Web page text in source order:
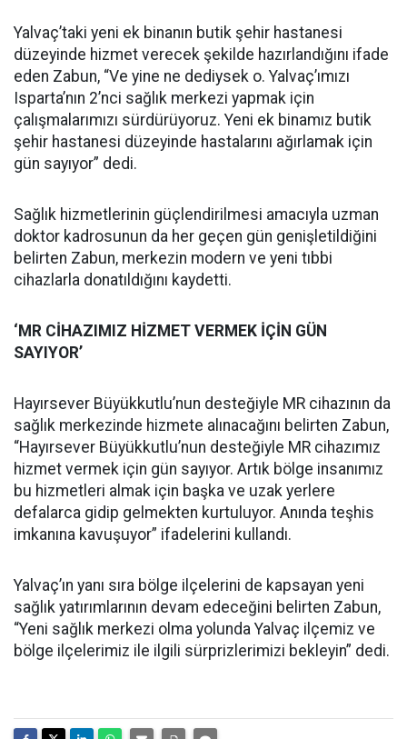
Yalvaç’taki yeni ek binanın butik şehir hastanesi
düzeyinde hizmet verecek şekilde hazırlandığını ifade
eden Zabun, “Ve yine ne dediysek o. Yalvaç’ımızı
Isparta’nın 2’nci sağlık merkezi yapmak için
çalışmalarımızı sürdürüyoruz. Yeni ek binamız butik
şehir hastanesi düzeyinde hastalarını ağırlamak için
gün sayıyor” dedi.
Sağlık hizmetlerinin güçlendirilmesi amacıyla uzman
doktor kadrosunun da her geçen gün genişletildiğini
belirten Zabun, merkezin modern ve yeni tıbbi
cihazlarla donatıldığını kaydetti.
‘MR CİHAZIMIZ HİZMET VERMEK İÇİN GÜN
SAYIYOR’
Hayırsever Büyükkutlu’nun desteğiyle MR cihazının da
sağlık merkezinde hizmete alınacağını belirten Zabun,
“Hayırsever Büyükkutlu’nun desteğiyle MR cihazımız
hizmet vermek için gün sayıyor. Artık bölge insanımız
bu hizmetleri almak için başka ve uzak yerlere
defalarca gidip gelmekten kurtuluyor. Anında teşhis
imkanına kavuşuyor” ifadelerini kullandı.
Yalvaç’ın yanı sıra bölge ilçelerini de kapsayan yeni
sağlık yatırımlarının devam edeceğini belirten Zabun,
“Yeni sağlık merkezi olma yolunda Yalvaç ilçemiz ve
bölge ilçelerimiz ile ilgili sürprizlerimizi bekleyin” dedi.